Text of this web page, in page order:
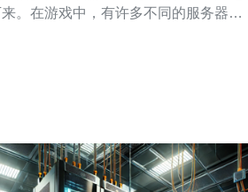
。在游戏中，有许多不同的服务器可
战和惊喜的越南战场。 越南服务